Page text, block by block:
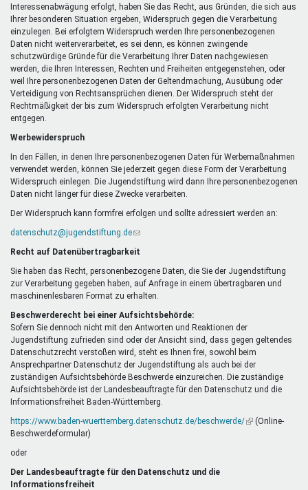
Interessenabwägung erfolgt, haben Sie das Recht, aus Gründen, die sich aus
Ihrer besonderen Situation ergeben, Widerspruch gegen die Verarbeitung
einzulegen. Bei erfolgtem Widerspruch werden Ihre personenbezogenen
Daten nicht weiterverarbeitet, es sei denn, es können zwingende
schutzwürdige Gründe für die Verarbeitung Ihrer Daten nachgewiesen
werden, die Ihren Interessen, Rechten und Freiheiten entgegenstehen, oder
weil Ihre personenbezogenen Daten der Geltendmachung, Ausübung oder
Verteidigung von Rechtsansprüchen dienen. Der Widerspruch steht der
Rechtmäßigkeit der bis zum Widerspruch erfolgten Verarbeitung nicht
entgegen.
Werbewiderspruch
In den Fällen, in denen Ihre personenbezogenen Daten für Werbemaßnahmen
verwendet werden, können Sie jederzeit gegen diese Form der Verarbeitung
Widerspruch einlegen. Die Jugendstiftung wird dann Ihre personenbezogenen
Daten nicht länger für diese Zwecke verarbeiten.
Der Widerspruch kann formfrei erfolgen und sollte adressiert werden an:
datenschutz@jugendstiftung.de(Link
E-
Mail)
Recht auf Datenübertragbarkeit
Sie haben das Recht, personenbezogene Daten, die Sie der Jugendstiftung
zur Verarbeitung gegeben haben, auf Anfrage in einem übertragbaren und
maschinenlesbaren Format zu erhalten.
Beschwerderecht bei einer Aufsichtsbehörde:
Sofern Sie dennoch nicht mit den Antworten und Reaktionen der
Jugendstiftung zufrieden sind oder der Ansicht sind, dass gegen geltendes
Datenschutzrecht verstoßen wird, steht es Ihnen frei, sowohl beim
Ansprechpartner Datenschutz der Jugendstiftung als auch bei der
zuständigen Aufsichtsbehörde Beschwerde einzureichen. Die zuständige
Aufsichtsbehörde ist der Landesbeauftragte für den Datenschutz und die
Informationsfreiheit Baden-Württemberg.
https://www.baden-wuerttemberg.datenschutz.de/beschwerde/(Link(Online-
Beschwerdeformular)
oder
Der Landesbeauftragte für den Datenschutz und die
Informationsfreiheit